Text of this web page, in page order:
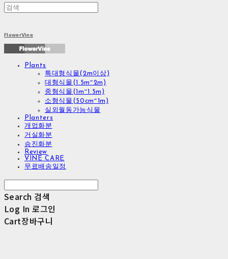
FlowerVine
Plants
특대형식물(2m이상)
대형식물(1.5m~2m)
중형식물(1m~1.5m)
소형식물(50cm~1m)
실외월동가능식물
Planters
개업화분
거실화분
승진화분
Review
VINE CARE
무료배송일정
Search 검색
Log In 로그인
Cart장바구니